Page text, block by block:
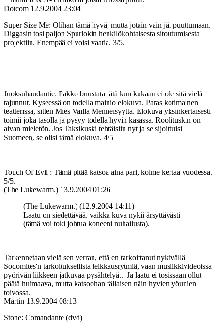
Dotcom 12.9.2004 23:04
Super Size Me: Olihan tämä hyvä, mutta jotain vain jäi puuttumaan.
Diggasin tosi paljon Spurlokin henkilökohtaisesta sitoutumisesta
projektiin. Enempää ei voisi vaatia. 3/5.
Juoksuhaudantie: Pakko buustata tätä kun kukaan ei ole sitä vielä
tajunnut. Kyseessä on todella mainio elokuva. Paras kotimainen
teatterissa, sitten Mies Vailla Menneisyyttä. Elokuva yksinkertaisesti
toimii joka tasolla ja pysyy todella hyvin kasassa. Roolituskin on
aivan mieletön. Jos Taksikuski tehtäisiin nyt ja se sijoittuisi
Suomeen, se olisi tämä elokuva. 4/5
Touch Of Evil : Tämä pitää katsoa aina pari, kolme kertaa vuodessa.
5/5.
(The Lukewarm.) 13.9.2004 01:26
(The Lukewarm.) (12.9.2004 14:11)
Laatu on siedettävää, vaikka kuva nykii ärsyttävästi
(tämä voi toki johtua koneeni nuhailusta).
Tarkennetaan vielä sen verran, että en tarkoittanut nykivällä
Sodomites'n tarkoituksellista leikkausrytmiä, vaan musiikkivideoissa
pyörivän liikkeen jatkuvaa pysähtelyä... Ja laatu ei tosissaan ollut
päätä huimaava, mutta katsoohan tällaisen näin hyvien yöunien
toivossa.
Martin 13.9.2004 08:13
Stone: Comandante (dvd)